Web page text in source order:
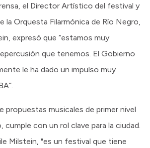
el Director Artístico del festival y
la Orquesta Filarmónica de Río Negro,
expresó que “estamos muy
que tenemos. El Gobierno
le ha dado un impulso muy
propuestas musicales de primer nivel
cumple con un rol clave para la ciudad.
Milstein, "es un festival que tiene